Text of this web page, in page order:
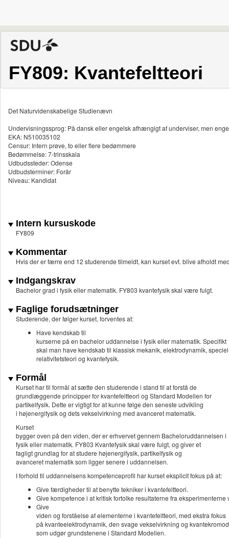
FY809: Kvantefeltteori
Det Naturvidenskabelige Studienævn
Undervisningssprog: På dansk eller engelsk afhængigt af underviser, men
EKA: N510035102
Censur: Intern prøve, to eller flere bedømmere
Bedømmelse: 7-trinsskala
Udbudssteder: Odense
Udbudsterminer: Forår
Niveau: Kandidat
Intern kursuskode
FY809
Kommentar
Hvis der er færre end 12 studerende tilmeldt, kan kurset evt. blive afholdt
Indgangskrav
Bachelor grad i fysik eller matematik. FY803 kvantefysik skal være fulgt.
Faglige forudsætninger
Studerende, der følger kurset, forventes at:
Have kendskab til
kurserne på en bachelor uddannelse i fysik eller matematik. Specifikt
skal man have kendskab til klassisk mekanik, elektrodynamik, speciel
relativitetsteori og kvantefysik.
Formål
Kurset har til formål at sætte den studerende i stand til at forstå de
grundlæggende principper for kvantefeltteori og Standard Modellen for
partikelfysik. Dette er vigtigt for at kunne følge den seneste udvikling
i højenergifysik og dets vekselvirkning med avanceret matematik.
Kurset
bygger oven på den viden, der er erhvervet gennem Bacheloruddannelsen i
fysik eller matematik. FY803 Kvantefysik skal være fulgt, og giver et
fagligt grundlag for at studere højenergifysik, partikelfysik og
avanceret matematik som ligger senere i uddannelsen.
I forhold til uddannelsens kompetenceprofil har kurset eksplicit fokus på at:
Give færdigheder til at benytte tekniker i kvantefeltteori.
Give kompetence i at kritisk fortolke resultaterne fra eksperimenterne
Give
viden og forståelse af elementerne i kvantefeltteori, med ekstra fokus
på kvanteelektrodynamik, den svage vekselvirkning og
som udgør grundstenene i Standard Modellen.